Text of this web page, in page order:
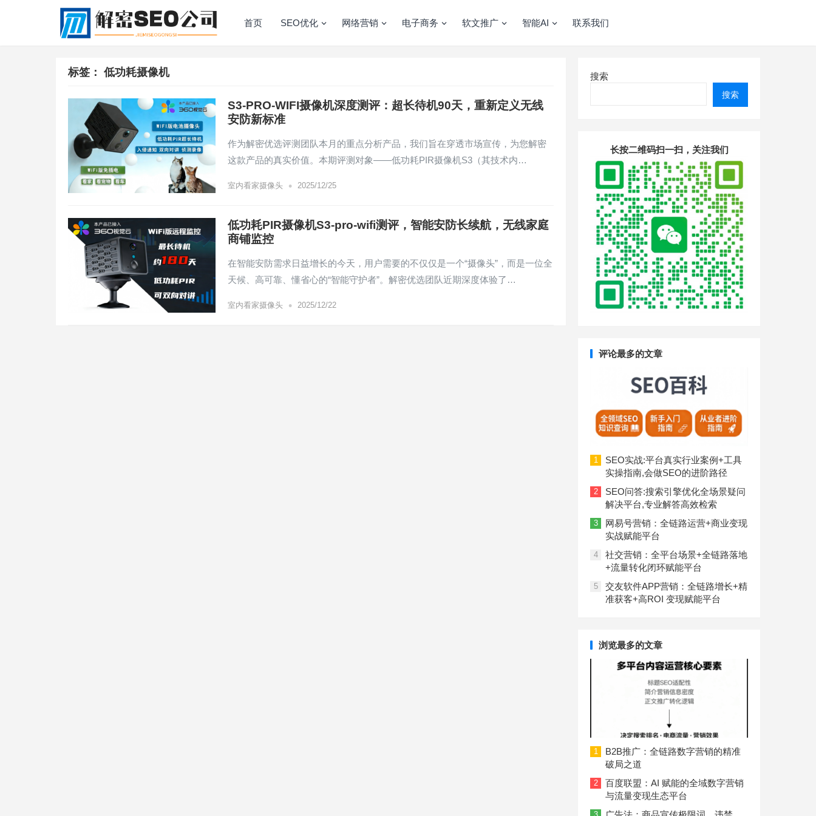
首页 SEO优化 网络营销 电子商务 软文推广 智能AI 联系我们
标签： 低功耗摄像机
S3-PRO-WIFI摄像机深度测评：超长待机90天，重新定义无线
安防新标准
作为解密优选评测团队本月的重点分析产品，我们旨在穿透市场宣传，为您解密
这款产品的真实价值。本期评测对象——低功耗PIR摄像机S3（其技术内…
室内看家摄像头 • 2025/12/25
低功耗PIR摄像机S3-pro-wifi测评，智能安防长续航，无线家庭
商铺监控
在智能安防需求日益增长的今天，用户需要的不仅仅是一个“摄像头”，而是一位全
天候、高可靠、懂省心的“智能守护者”。解密优选团队近期深度体验了…
室内看家摄像头 • 2025/12/22
搜索
搜索
长按二维码扫一扫，关注我们
评论最多的文章
1
SEO实战:平台真实行业案例+工具
实操指南,会做SEO的进阶路径
2
SEO问答:搜索引擎优化全场景疑问
解决平台,专业解答高效检索
3
网易号营销：全链路运营+商业变现
实战赋能平台
4
社交营销：全平台场景+全链路落地
+流量转化闭环赋能平台
5
交友软件APP营销：全链路增长+精
准获客+高ROI 变现赋能平台
浏览最多的文章
1
B2B推广：全链路数字营销的精准
破局之道
2
百度联盟：AI 赋能的全域数字营销
与流量变现生态平台